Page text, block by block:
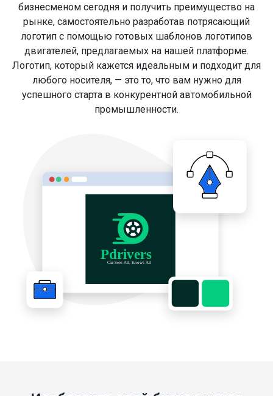
бизнесменом сегодня и получить преимущество на
рынке, самостоятельно разработав потрясающий
логотип с помощью готовых шаблонов логотипов
двигателей, предлагаемых на нашей платформе.
Логотип, который кажется идеальным и подходит для
любого носителя, — это то, что вам нужно для
успешного старта в конкурентной автомобильной
промышленности.